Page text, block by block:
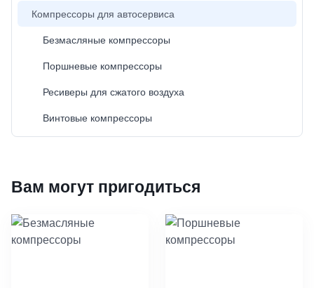
Компрессоры для автосервиса
Безмасляные компрессоры
Поршневые компрессоры
Ресиверы для сжатого воздуха
Винтовые компрессоры
Вам могут пригодиться